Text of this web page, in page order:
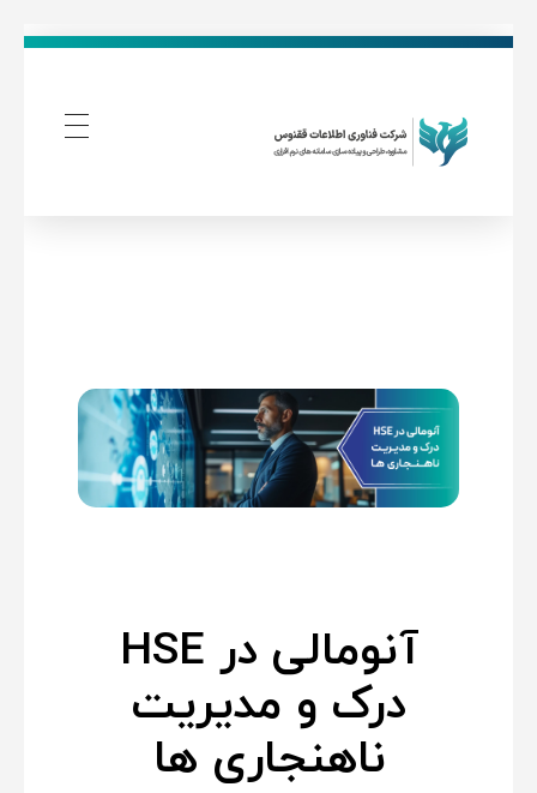
آ
و
آنومالی در HSE
درک و مدیریت
ناهنجاری‌ ها